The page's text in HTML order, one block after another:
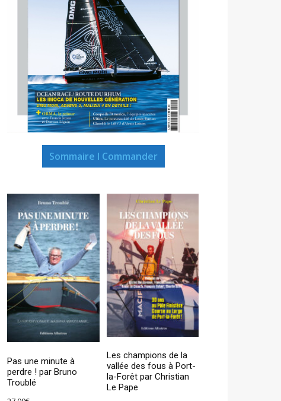
Sommaire I Commander
Pas une minute à
perdre ! par Bruno
Troublé
Les champions de la
vallée des fous à Port-
la-Forêt par Christian
Le Pape